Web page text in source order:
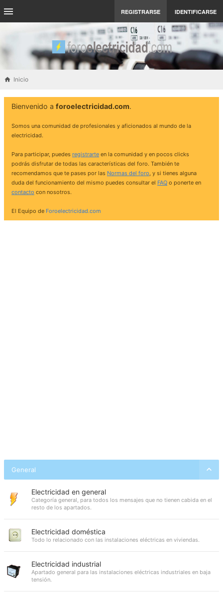
REGISTRARSE IDENTIFICARSE
Inicio
Bienvenido a foroelectricidad.com.
Somos una comunidad de profesionales y aficionados al mundo de la
electricidad.
Para participar, puedes registrarte en la comunidad y en pocos clicks
podrás disfrutar de todas las características del foro. También te
recomendamos que te pases por las Normas del foro, y si tienes alguna
duda del funcionamiento del mismo puedes consultar el FAQ o ponerte en
contacto con nosotros.
El Equipo de Foroelectricidad.com
General
Electricidad en general
Categoría general, para todos los mensajes que no tienen cabida en el
resto de los apartados.
Electricidad doméstica
Todo lo relacionado con las instalaciones eléctricas en viviendas.
Electricidad industrial
Apartado general para las instalaciones eléctricas industriales en baja
tensión.